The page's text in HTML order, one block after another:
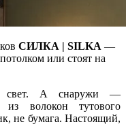
СИЛКА | SILKA —
или стоят на
свет. А снаружи —
волокон тутового
не бумага. Настоящий,